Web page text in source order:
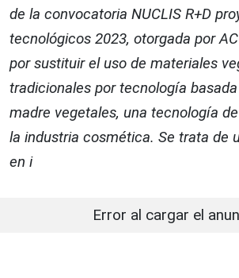
de la convocatoria NUCLIS R+D
tecnológicos 2023, otorgada por
por sustituir el uso de materiales
tradicionales por tecnología
madre vegetales, una tecnología
la industria cosmética. Se trata de
en i
Error al cargar el